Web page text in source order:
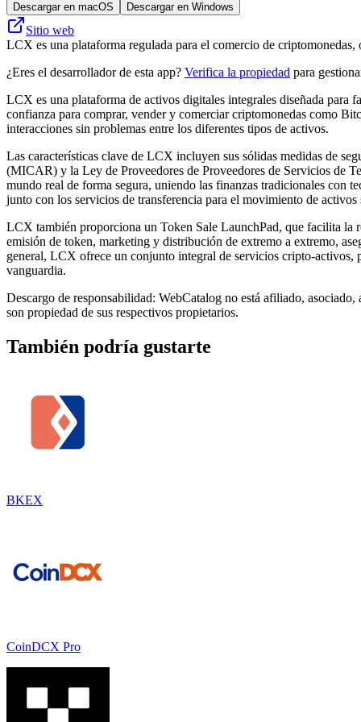
Descargar en macOS Descargar en Windows
Sitio web
LCX es una plataforma regulada para el comercio de
¿Eres el desarrollador de esta app? Verifica la propiedad para
LCX es una plataforma de activos digitales integrales diseñada
confianza para comprar, vender y comerciar criptomonedas como
interacciones sin problemas entre los diferentes tipos de activos.
Las características clave de LCX incluyen sus sólidas medidas de
(MICAR) y la Ley de Proveedores de Proveedores de Servicios de
mundo real de forma segura, uniendo las finanzas tradicionales con
junto con los servicios de transferencia para el movimiento de activos
LCX también proporciona un Token Sale LaunchPad, que facilita la
emisión de token, marketing y distribución de extremo a extremo,
general, LCX ofrece un conjunto integral de servicios cripto-
vanguardia.
Descargo de responsabilidad: WebCatalog no está afiliado,
son propiedad de sus respectivos propietarios.
También podría gustarte
BKEX
CoinDCX Pro